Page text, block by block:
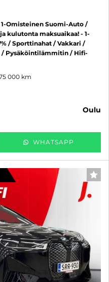
1-Omisteinen Suomi-Auto /
kulutonta maksuaikaa! - 1-
/ Sporttinahat / Vakkari /
/ Pysäköintilämmitin / Hifi-
000 km
oulu
WHATSAPP